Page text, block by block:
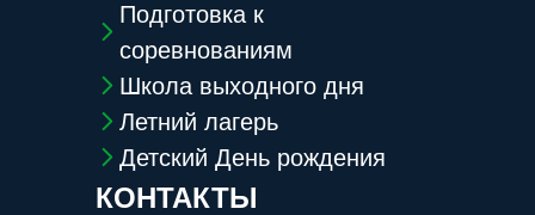
Подготовка к
соревнованиям
Школа выходного дня
Летний лагерь
Детский День рождения
КОНТАКТЫ